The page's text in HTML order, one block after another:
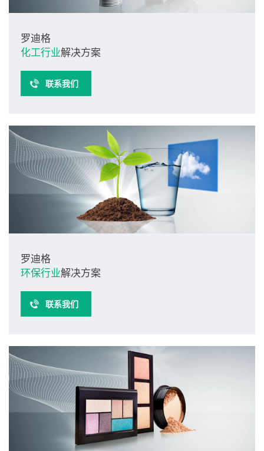
罗迪格
化工行业解决方案
联系我们
罗迪格
环保行业解决方案
联系我们